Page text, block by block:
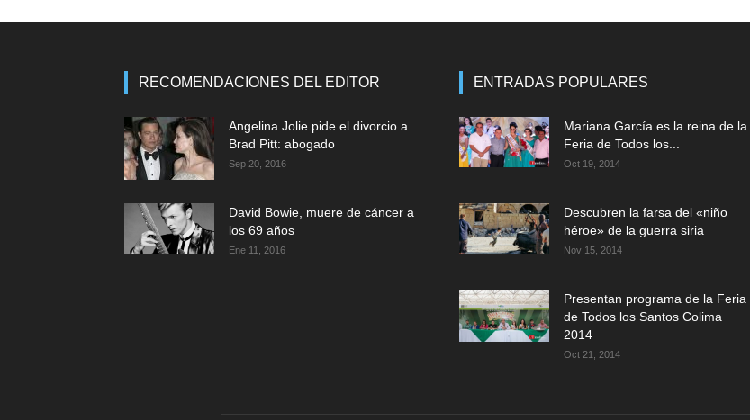
RECOMENDACIONES DEL EDITOR
Angelina Jolie pide el divorcio a
Brad Pitt: abogado
Sep 20, 2016
David Bowie, muere de cáncer a
los 69 años
Ene 11, 2016
ENTRADAS POPULARES
Mariana García es la reina de la
Feria de Todos los...
Oct 19, 2014
Descubren la farsa del «niño
héroe» de la guerra siria
Nov 15, 2014
Presentan programa de la Feria
de Todos los Santos Colima
2014
Oct 21, 2014